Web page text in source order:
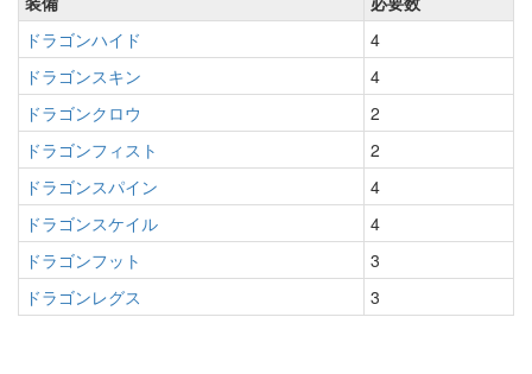
ドラゴンハイド
4
ドラゴンスキン
4
ドラゴンクロウ
2
ドラゴンフィスト
2
ドラゴンスパイン
4
ドラゴンスケイル
4
ドラゴンフット
3
ドラゴンレグス
3